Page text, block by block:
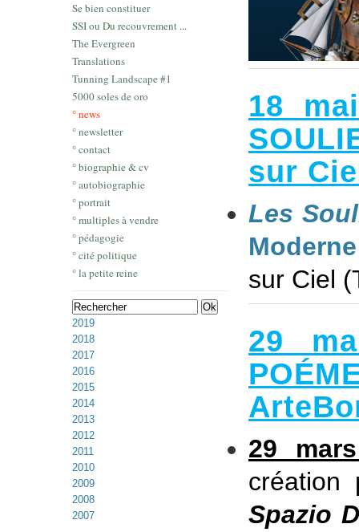
Se bien constituer
SSI ou Du recouvrement ...
The Evergreen
Translations
Tunning Landscape #1
5000 soles de oro
° news
° newsletter
° contact
° biographie & cv
° autobiographie
° portrait
° multiples à vendre
° pédagogie
° cité politique
° la petite reine
2019
2018
2017
2016
2015
2014
2013
2012
2011
2010
2009
2008
2007
18
sur
Les
sur Ciel
29
29
création
Spazio